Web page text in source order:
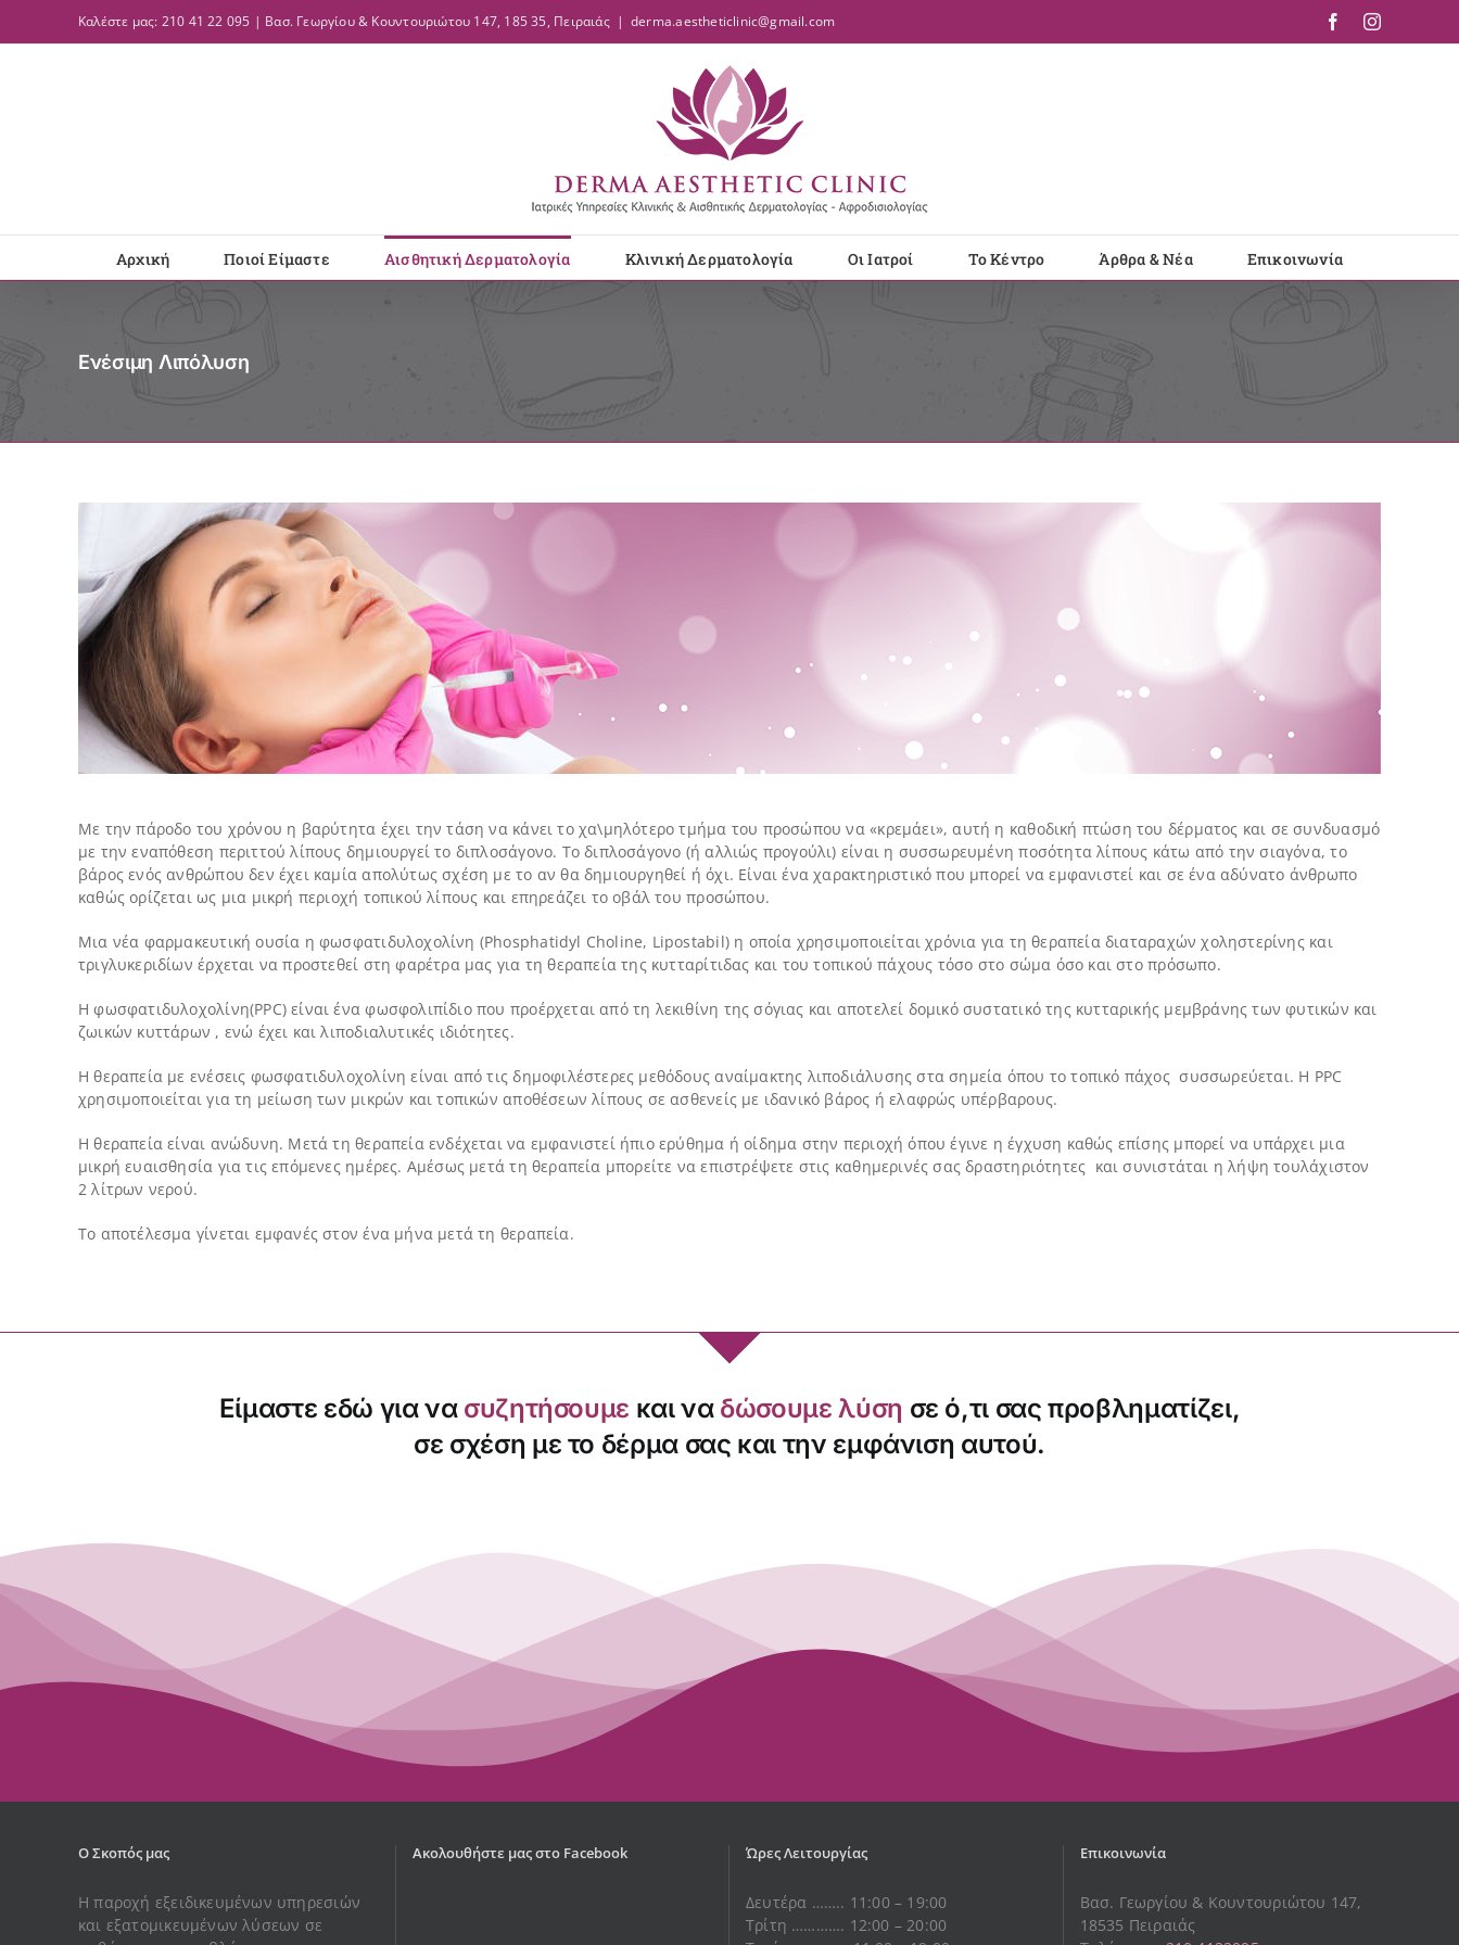
Καλέστε μας: 210 41 22 095 | Βασ. Γεωργίου & Κουντουριώτου 147, 185 35, Πειραιάς | derma.aestheticlinic@gmail.com FacebookInstagram
Αρχική Ποιοί Είμαστε Αισθητική Δερματολογία Κλινική Δερματολογία Οι Ιατροί Το Κέντρο Άρθρα & Νέα Επικοινωνία
Ενέσιμη Λιπόλυση
Με την πάροδο του χρόνου η βαρύτητα έχει την τάση να κάνει το χα\μηλότερο τμήμα του προσώπου να «κρεμάει», αυτή η καθοδική πτώση του δέρματος και σε συνδυασμό
με την εναπόθεση περιττού λίπους δημιουργεί το διπλοσάγονο. Το διπλοσάγονο (ή αλλιώς προγούλι) είναι η συσσωρευμένη ποσότητα λίπους κάτω από την σιαγόνα, το
βάρος ενός ανθρώπου δεν έχει καμία απολύτως σχέση με το αν θα δημιουργηθεί ή όχι. Είναι ένα χαρακτηριστικό που μπορεί να εμφανιστεί και σε ένα αδύνατο άνθρωπο
καθώς ορίζεται ως μια μικρή περιοχή τοπικού λίπους και επηρεάζει το οβάλ του προσώπου.
Μια νέα φαρμακευτική ουσία η φωσφατιδυλoχολίνη (Phosphatidyl Choline, Lipostabil) η οποία χρησιμοποιείται χρόνια για τη θεραπεία διαταραχών χοληστερίνης και
τριγλυκεριδίων έρχεται να προστεθεί στη φαρέτρα μας για τη θεραπεία της κυτταρίτιδας και του τοπικού πάχους τόσο στο σώμα όσο και στο πρόσωπο.
Η φωσφατιδυλoχολίνη(PPC) είναι ένα φωσφολιπίδιο που προέρχεται από τη λεκιθίνη της σόγιας και αποτελεί δομικό συστατικό της κυτταρικής μεμβράνης των φυτικών και
ζωικών κυττάρων , ενώ έχει και λιποδιαλυτικές ιδιότητες.
Η θεραπεία με ενέσεις φωσφατιδυλoχολίνη είναι από τις δημοφιλέστερες μεθόδους αναίμακτης λιποδιάλυσης στα σημεία όπου το τοπικό πάχος συσσωρεύεται. Η PPC
χρησιμοποιείται για τη μείωση των μικρών και τοπικών αποθέσεων λίπους σε ασθενείς με ιδανικό βάρος ή ελαφρώς υπέρβαρους.
Η θεραπεία είναι ανώδυνη. Μετά τη θεραπεία ενδέχεται να εμφανιστεί ήπιο ερύθημα ή οίδημα στην περιοχή όπου έγινε η έγχυση καθώς επίσης μπορεί να υπάρχει μια
μικρή ευαισθησία για τις επόμενες ημέρες. Αμέσως μετά τη θεραπεία μπορείτε να επιστρέψετε στις καθημερινές σας δραστηριότητες και συνιστάται η λήψη τουλάχιστον
2 λίτρων νερού.
Το αποτέλεσμα γίνεται εμφανές στον ένα μήνα μετά τη θεραπεία.
Είμαστε εδώ για να συζητήσουμε και ναδώσουμε λύση σε ό,τι σας προβληματίζει,
σε σχέση με το δέρμα σας και την εμφάνιση αυτού.
Ο Σκοπός μας
Η παροχή εξειδικευμένων υπηρεσιών
και εξατομικευμένων λύσεων σε
Ακολουθήστε μας στο Facebook Ώρες Λειτουργίας
Δευτέρα …….. 11:00 – 19:00
Τρίτη …………. 12:00 – 20:00
Επικοινωνία
Βασ. Γεωργίου & Κουντουριώτου 147,
18535 Πειραιάς